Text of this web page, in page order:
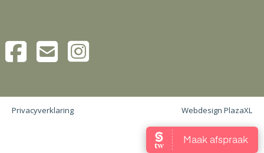
Privacyverklaring Webdesign PlazaXL